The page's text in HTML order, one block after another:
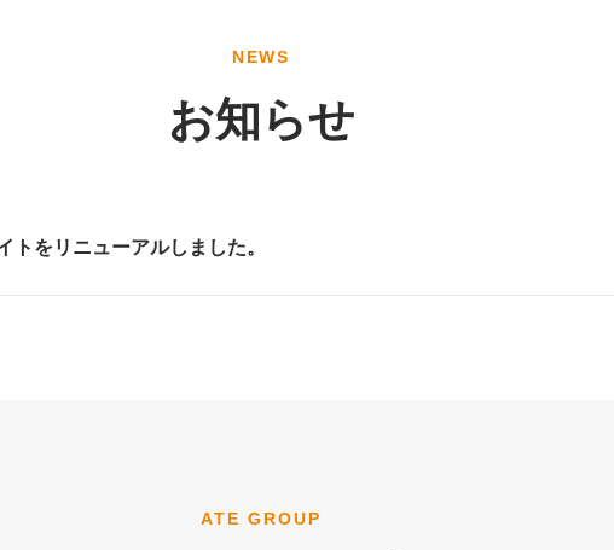
NEWS
お知らせ
トをリニューアルしました。
ATE GROUP